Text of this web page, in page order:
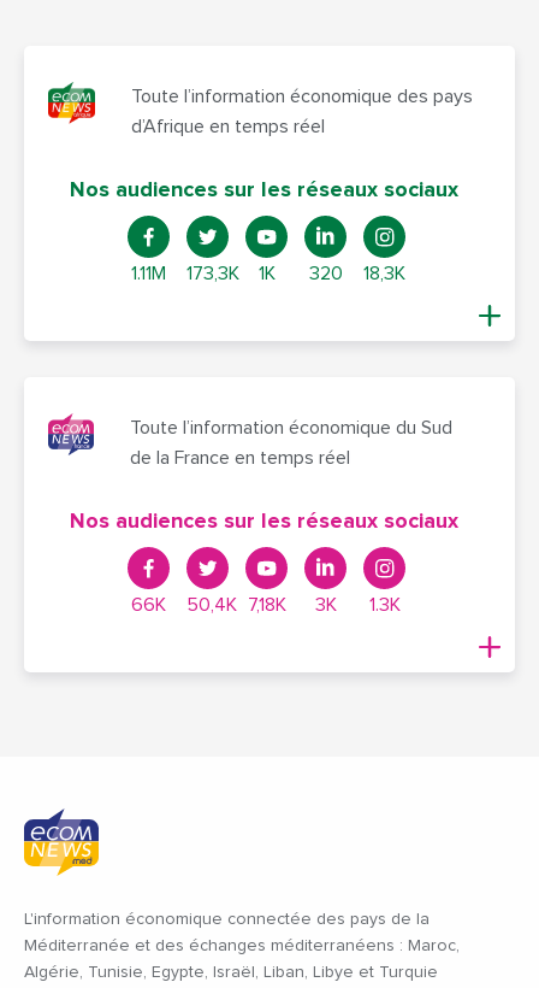
Toute l’information économique des pays
d’Afrique en temps réel
Nos audiences sur les réseaux sociaux
1.11M 173,3K 1K 320 18,3K
Toute l’information économique du Sud
de la France en temps réel
Nos audiences sur les réseaux sociaux
66K 50,4K 7,18K 3K 1.3K
L'information économique connectée des pays de la
Méditerranée et des échanges méditerranéens : Maroc,
Algérie, Tunisie, Egypte, Israël, Liban, Libye et Turquie